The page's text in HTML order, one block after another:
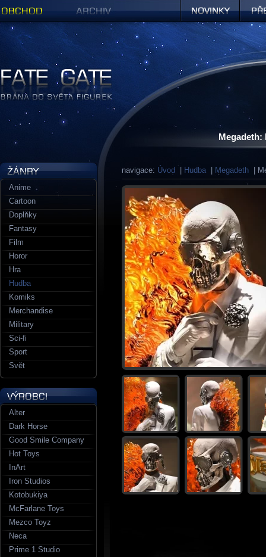
Megadeth:
navigace: Úvod Hudba Megadeth |
Anime
Cartoon
Doplňky
Fantasy
Film
Horor
Hra
Hudba
Komiks
Merchandise
Military
Sci-fi
Sport
Svět
Alter
Dark Horse
Good Smile Company
Hot Toys
InArt
Iron Studios
Kotobukiya
McFarlane Toys
Mezco Toyz
Neca
Prime 1 Studio
Figurky a sošky | Fate Gate